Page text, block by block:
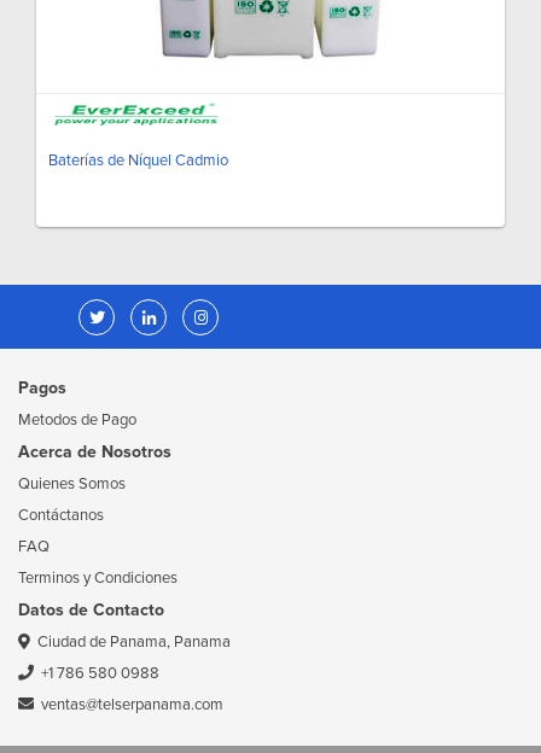
Baterías de Níquel Cadmio
Pagos
Metodos de Pago
Acerca de Nosotros
Quienes Somos
Contáctanos
FAQ
Terminos y Condiciones
Datos de Contacto
Ciudad de Panama, Panama
+1 786 580 0988
ventas@telserpanama.com